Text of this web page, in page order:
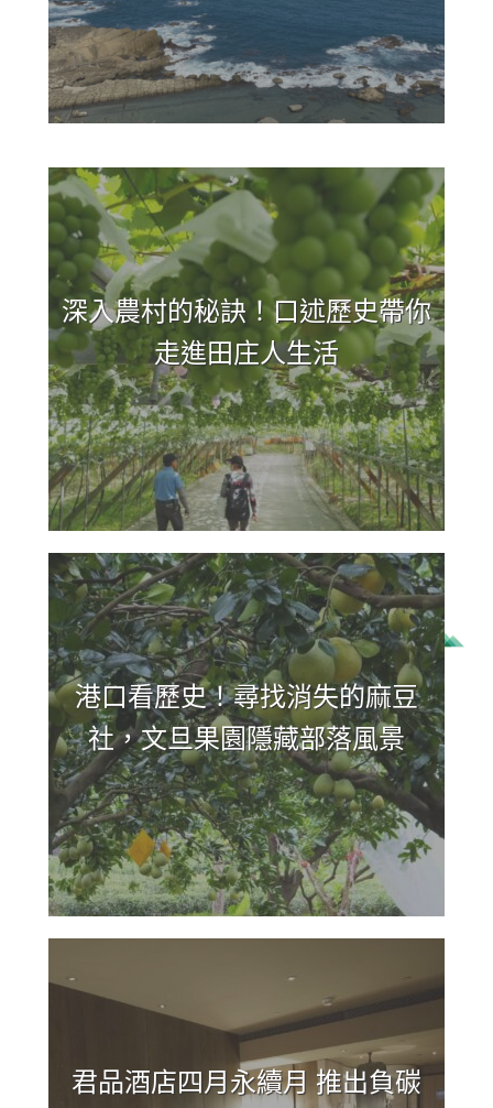
深入農村的秘訣！口述歷史帶你
走進田庄人生活
港口看歷史！尋找消失的麻豆
社，文旦果園隱藏部落風景
君品酒店四月永續月 推出負碳